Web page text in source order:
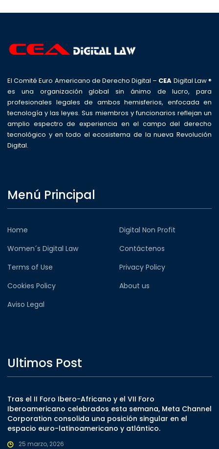
El Comité Euro Americano de Derecho Digital – CEA Digital Law ®
es una organización global sin ánimo de lucro, para
profesionales legales de ambos hemisferios, enfocada en
tecnología y las leyes. Sus miembros y funcionarios reflejan un
amplio espectro de experiencia en el campo del derecho
tecnológico y en todo el ecosistema de la nueva Revolución
Digital.
Menú Principal
Home
Digital Non Profit
Women´s Digital Law
Contáctenos
Terms of Use
Privacy Policy
Cookies Policy
About us
Aviso Legal
Ultimos Post
Tras el II Foro Ibero-Africano y el VII Foro
Iberoamericano celebrados esta semana, Meta Channel
Corporation consolida una posición singular en el
espacio euro-latinoamericano y atlántico.
25 marzo, 2026